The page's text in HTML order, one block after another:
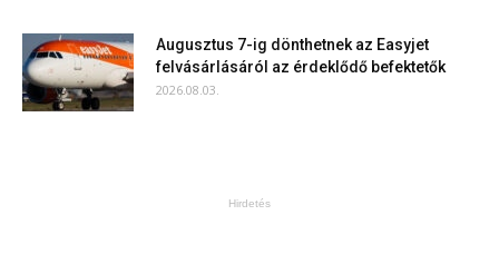
Augusztus 7-ig dönthetnek az Easyjet
felvásárlásáról az érdeklődő befektetők
2026.08.03.
Hirdetés